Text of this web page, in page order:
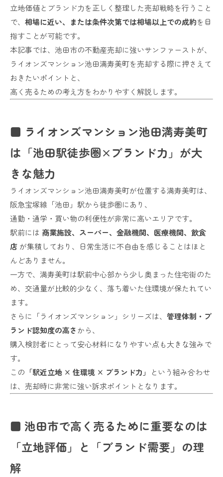
立地価値とブランド力を正しく整理した売却戦略を行うこと
で、 相場に近い、または条件次第では相場以上での成約を目
指すことが可能です。
本記事では、池田市の不動産売却に強いサンファーストが、
ライオンズマンション池田満寿美町を売却する際に押さえて
おきたいポイントと、
高く売るための考え方をわかりやすく解説します。
■ ライオンズマンション池田満寿美町
は「池田駅徒歩圏×ブランド力」が大
きな魅力
ライオンズマンション池田満寿美町が位置する満寿美町は、
阪急宝塚線「池田」駅から徒歩圏にあり、
通勤・通学・買い物の利便性が非常に高いエリアです。
駅前には 商業施設、スーパー、金融機関、医療機関、飲食
店 が集積しており、日常生活に不自由を感じることはほと
んどありません。
一方で、満寿美町は駅前中心部から少し奥まった住宅街のた
め、交通量が比較的少なく、落ち着いた住環境が保たれてい
ます。
さらに「ライオンズマンション」シリーズは、 管理体制・ブ
ランド認知度の高さから、
購入検討者にとって安心材料になりやすい点も大きな強みで
す。
この 「駅近立地 × 住環境 × ブランド力」
という組み合わせ
は、売却時に非常に強い訴求ポイントとなります。
■ 池田市で高く売るために重要なのは
「立地評価」と「ブランド需要」の理
解